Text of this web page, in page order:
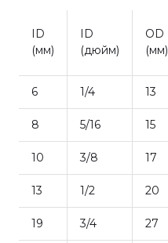
ID
(мм)
ID
(дюйм)
OD
(мм)
6 1/4 13
8 5/16 15
10 3/8 17
13 1/2 20
19 3/4 27